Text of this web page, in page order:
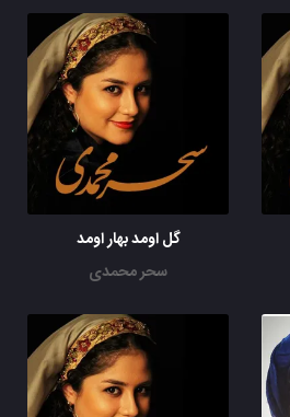
گل اومد بهار اومد
سحر محمدی